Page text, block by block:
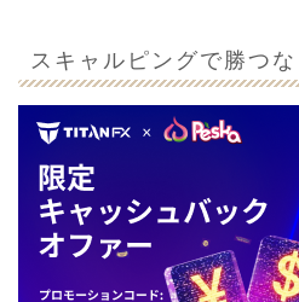
スキャルピングで勝つな